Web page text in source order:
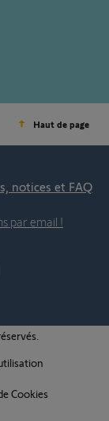
Haut de page
notices et FAQ
par email !
Cookies